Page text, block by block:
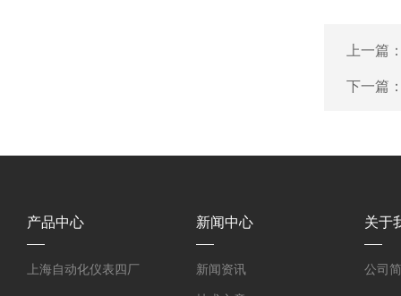
上一篇
下一篇
产品中心
上海自动化仪表四厂
新闻中心
新闻资讯
关于
公司